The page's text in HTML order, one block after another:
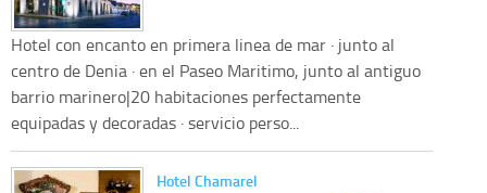
Hotel con encanto en primera linea de mar · junto al
centro de Denia · en el Paseo Maritimo, junto al antiguo
barrio marinero|20 habitaciones perfectamente
equipadas y decoradas · servicio perso...
Hotel Chamarel